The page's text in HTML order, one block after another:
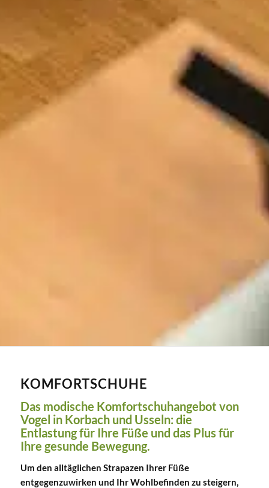
KOMFORTSCHUHE
Das modische Komfortschuhangebot von
Vogel in Korbach und Usseln: die
Entlastung für Ihre Füße und das Plus für
Ihre gesunde Bewegung.
Um den alltäglichen Strapazen Ihrer Füße
entgegenzuwirken und Ihr Wohlbefinden zu steigern,